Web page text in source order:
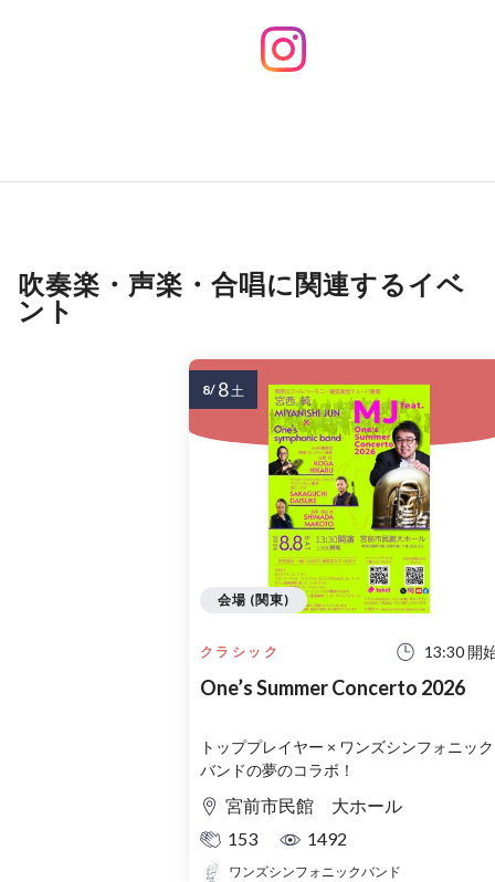
吹奏楽・声楽・合唱に関連するイベ
ント
クラシック 13:30 開
One’s Summer Concerto 2026
トッププレイヤー × ワンズシンフォニック
バンドの夢のコラボ！
宮前市民館 大ホール
153
1492
ワンズシンフォニックバンド
会場 (関東)
8/ 8土